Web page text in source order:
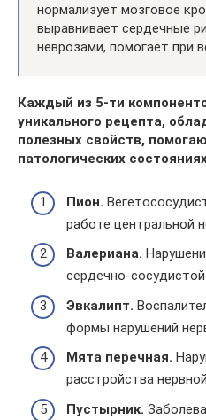
нормализует мозговое
выравнивает сердечные
неврозами, помогает при
Каждый из 5-ти
уникального рецепта,
полезных свойств,
патологических
Пион.
работе центральной
Валериана.
сердечно-
Эвкалипт.
формы нарушений
Мята перечная.
расстройства
Пустырник.